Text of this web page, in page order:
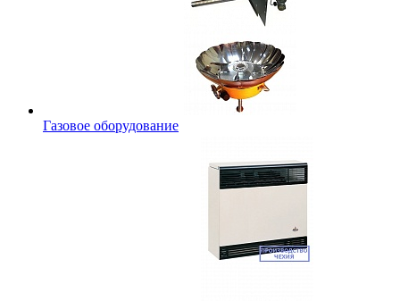
Газовое оборудование